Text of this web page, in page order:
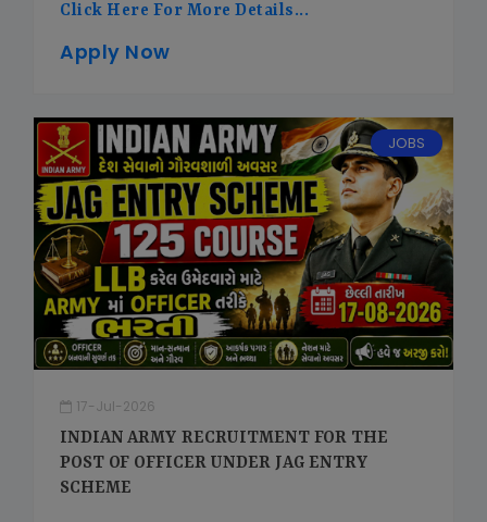
Click Here For More Details...
Apply Now
JOBS
17-Jul-2026
INDIAN ARMY RECRUITMENT FOR THE
POST OF OFFICER UNDER JAG ENTRY
SCHEME